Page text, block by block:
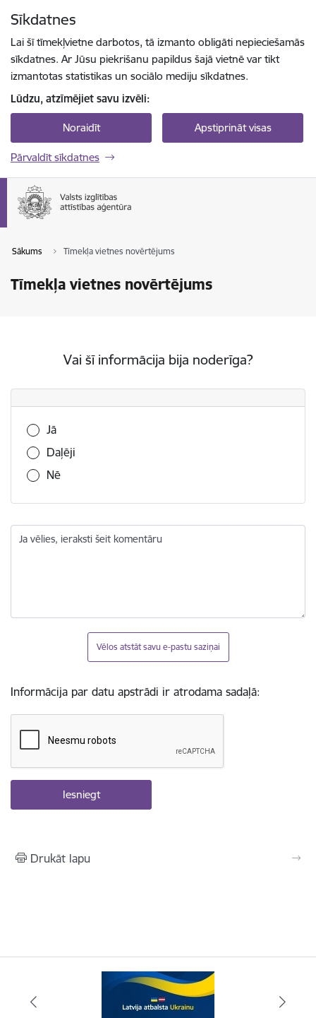
Sīkdatnes
Lai šī tīmekļvietne darbotos, tā izmanto obligāti nepieciešamās
sīkdatnes. Ar Jūsu piekrišanu papildus šajā vietnē var tikt
izmantotas statistikas un sociālo mediju sīkdatnes.
Lūdzu, atzīmējiet savu izvēli:
Noraidīt Apstiprināt visas
Pārvaldīt sīkdatnes
Sākums Tīmekļa vietnes novērtējums
Tīmekļa vietnes novērtējums
Vai šī informācija bija noderīga?
Vai šī informācija bija noderīga?
Jā
Daļēji
Nē
Ja vēlies, ieraksti šeit komentāru
Vēlos atstāt savu e-pastu saziņai
Informācija par datu apstrādi ir atrodama sadaļā:
Drukāt lapu